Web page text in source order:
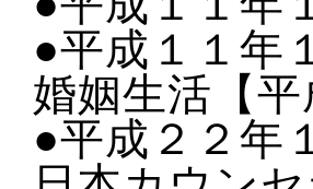
●平成１１年
婚姻生活【
●平成２２年